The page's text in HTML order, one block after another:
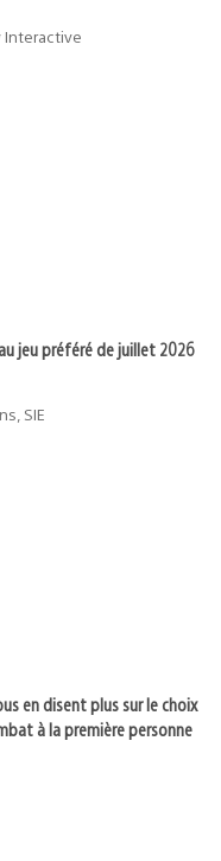
Interactive
jeu préféré de juillet 2026
SIE
en disent plus sur le choix
à la première personne